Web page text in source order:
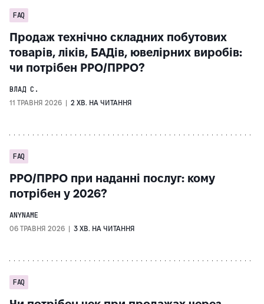
FAQ
Продаж технічно складних побутових
товарів, ліків, БАДів, ювелірних виробів:
чи потрібен РРО/ПРРО?
ВЛАД С.
11 ТРАВНЯ 2026 | 2 ХВ. НА ЧИТАННЯ
FAQ
РРО/ПРРО при наданні послуг: кому
потрібен у 2026?
ANYNAME
06 ТРАВНЯ 2026 | 3 ХВ. НА ЧИТАННЯ
FAQ